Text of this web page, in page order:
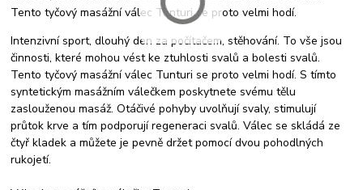
Tento tyčový masážní válec Tunturi se proto velmi hodí.
Intenzivní sport, dlouhý den za počítačem, stěhování. To vše jsou
činnosti, které mohou vést ke ztuhlosti svalů a bolesti svalů.
Tento tyčový masážní válec Tunturi se proto velmi hodí. S tímto
syntetickým masážním válečkem poskytnete svému tělu
zaslouženou masáž. Otáčivé pohyby uvolňují svaly, stimulují
průtok krve a tím podporují regeneraci svalů. Válec se skládá ze
čtyř kladek a můžete je pevně držet pomocí dvou pohodlných
rukojetí.